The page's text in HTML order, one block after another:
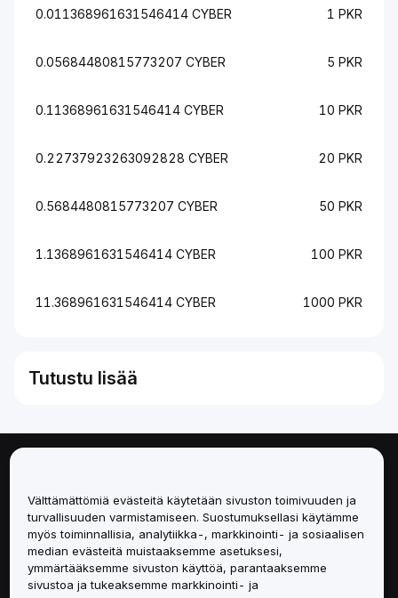
0.011368961631546414 CYBER 1 PKR
0.05684480815773207 CYBER 5 PKR
0.11368961631546414 CYBER 10 PKR
0.22737923263092828 CYBER 20 PKR
0.5684480815773207 CYBER 50 PKR
1.1368961631546414 CYBER 100 PKR
11.368961631546414 CYBER 1000 PKR
Tutustu lisää
Palvelut
Tuki
Välttämättömiä evästeitä käytetään sivuston toimivuuden ja
turvallisuuden varmistamiseen. Suostumuksellasi käytämme
myös toiminnallisia, analytiikka-, markkinointi- ja sosiaalisen
median evästeitä muistaaksemme asetuksesi,
ymmärtääksemme sivuston käyttöä, parantaaksemme
sivustoa ja tukeaksemme markkinointi- ja